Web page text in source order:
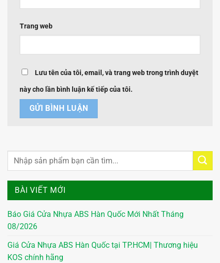
BÀI VIẾT MỚI
Báo Giá Cửa Nhựa ABS Hàn Quốc Mới Nhất Tháng
08/2026
Giá Cửa Nhựa ABS Hàn Quốc tại TP.HCM| Thương hiệu
KOS chính hãng
Trang web
Lưu tên của tôi, email, và trang web trong trình duyệt
này cho lần bình luận kế tiếp của tôi.